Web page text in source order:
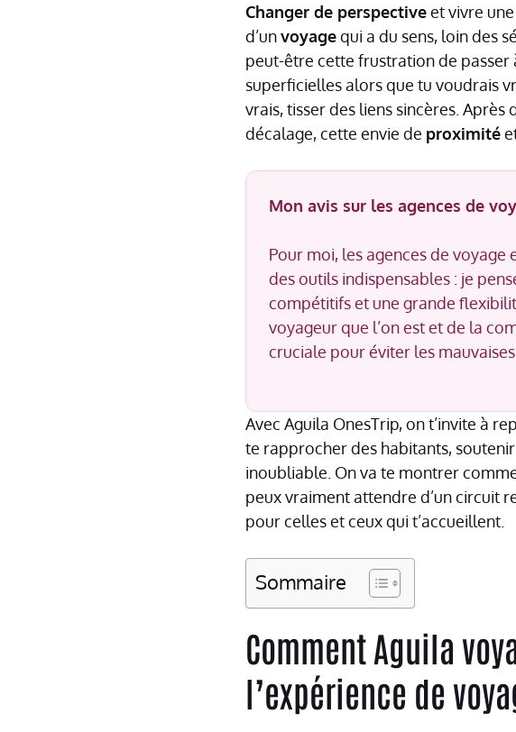
Changer de perspectiveet vivre
d’unvoyagequi a du sens, loin des
peut-être cette frustration de passer
superficielles alors que tu voudrais
vrais, tisser des liens sincères.
décalage, cette envie de proximité
Mon avis sur les agences de
Pour moi, les agences de
des outils indispensables : je
compétitifs et une grande
voyageur que l’on est et de la
cruciale pour éviter les
Avec Aguila OnesTrip, on t’invite à
te rapprocher des habitants,
inoubliable. On va te montrer
peux vraiment attendre d’un circuit
pour celles et ceux qui t’accueillent.
Sommaire
Comment Aguila
l’expérience de